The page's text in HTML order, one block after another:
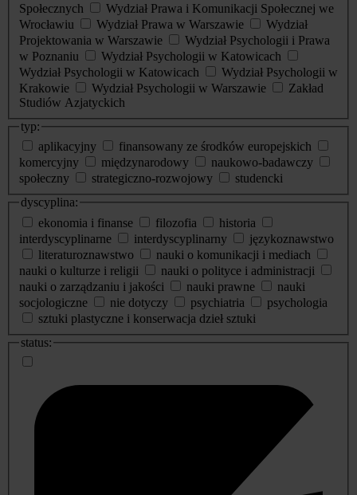
Społecznych
Wydział Prawa i Komunikacji Społecznej we
Wrocławiu
Wydział Prawa w Warszawie
Wydział
Projektowania w Warszawie
Wydział Psychologii i Prawa
w Poznaniu
Wydział Psychologii w Katowicach
Wydział Psychologii w Katowicach
Wydział Psychologii w
Krakowie
Wydział Psychologii w Warszawie
Zakład
Studiów Azjatyckich
typ:
aplikacyjny
finansowany ze środków europejskich
komercyjny
międzynarodowy
naukowo-badawczy
społeczny
strategiczno-rozwojowy
studencki
dyscyplina:
ekonomia i finanse
filozofia
historia
interdyscyplinarne
interdyscyplinarny
językoznawstwo
literaturoznawstwo
nauki o komunikacji i mediach
nauki o kulturze i religii
nauki o polityce i administracji
nauki o zarządzaniu i jakości
nauki prawne
nauki
socjologiczne
nie dotyczy psychiatria
psychologia
sztuki plastyczne i konserwacja dzieł sztuki
status: